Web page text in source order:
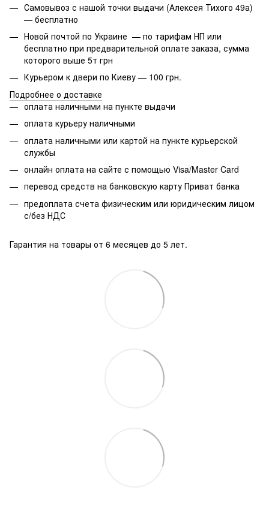
Самовывоз с нашой точки выдачи (Алексея Тихого 49а)
— бесплатно
Новой почтой по Украине — по тарифам НП или
бесплатно при предварительной оплате заказа, сумма
которого выше 5т грн
Курьером к двери по Киеву — 100 грн.
Подробнее о доставке
оплата наличными на пункте выдачи
оплата курьеру наличными
оплата наличными или картой на пункте курьерской
службы
онлайн оплата на сайте с помощью Visa/Master Card
перевод средств на банковскую карту Приват банка
предоплата счета физическим или юридическим лицом
с/без НДС
Гарантия на товары от 6 месяцев до 5 лет.